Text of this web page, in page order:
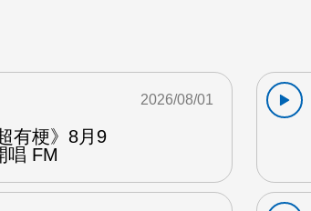
有梗》8月9
唱 FM
2026/08/01